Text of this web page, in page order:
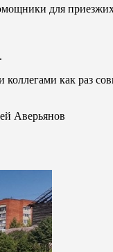
для
коллегами как раз
Аверьянов